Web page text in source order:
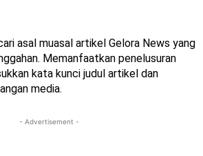
asal muasal artikel Gelora News yang
Memanfaatkan penelusuran
kata kunci judul artikel dan
media.
- Advertisement -